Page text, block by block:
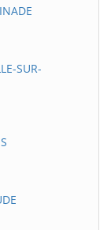
SUR-